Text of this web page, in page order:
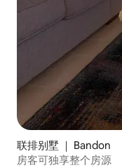
联排别墅 ｜ Bandon
房客可独享整个房源